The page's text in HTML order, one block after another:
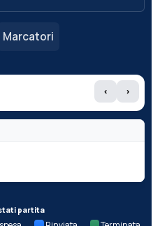
Marcatori
‹ ›
partita